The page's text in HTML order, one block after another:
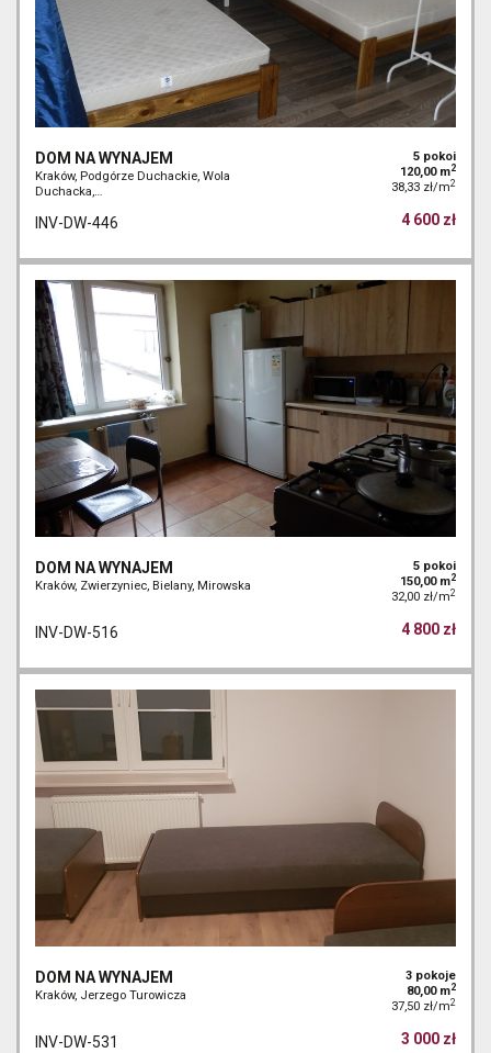
DOM NA WYNAJEM
Kraków, Podgórze Duchackie, Wola
Duchacka,…
5 pokoi
120,00 m2
38,33 zł/m2
INV-DW-446 4 600 zł
DOM NA WYNAJEM
Kraków, Zwierzyniec, Bielany, Mirowska
5 pokoi
150,00 m2
32,00 zł/m2
INV-DW-516 4 800 zł
DOM NA WYNAJEM
Kraków, Jerzego Turowicza
3 pokoje
80,00 m2
37,50 zł/m2
INV-DW-531 3 000 zł